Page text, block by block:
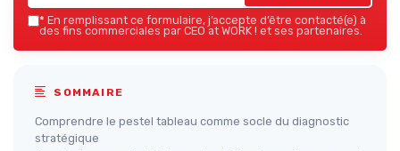
* En remplissant ce formulaire, j’accepte d’être contacté(e) à
des fins commerciales par CEO at WORK ! et ses partenaires.
SOMMAIRE
Comprendre le pestel tableau comme socle du diagnostic
stratégique